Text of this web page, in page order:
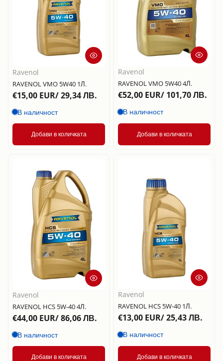
Ravenol
RAVENOL VMO 5W40 1Л.
€15,00 EUR/ 29,34 ЛВ.
В наличност
Добави в количката
Ravenol
RAVENOL VMO 5W40 4Л.
€52,00 EUR/ 101,70 ЛВ.
В наличност
Добави в количката
Ravenol
RAVENOL HCS 5W-40 4Л.
€44,00 EUR/ 86,06 ЛВ.
В наличност
Добави в количката
Ravenol
RAVENOL HCS 5W-40 1Л.
€13,00 EUR/ 25,43 ЛВ.
В наличност
Добави в количката